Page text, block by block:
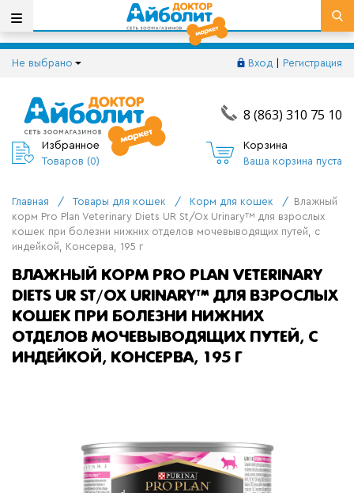
Не выбрано Вход Регистрация
8 (863) 310 75 10
Избранное
Товаров (0)
Корзина
Ваша корзина пуста
Главная / Товары для кошек / Корм для кошек /
Влажный
корм Pro Plan Veterinary Diets UR St/Ox Urinary™ для взрослых
кошек при болезни нижних отделов мочевыводящих путей, с
индейкой, Консерва, 195 г
ВЛАЖНЫЙ КОРМ PRO PLAN VETERINARY
DIETS UR ST/OX URINARY™ ДЛЯ ВЗРОСЛЫХ
КОШЕК ПРИ БОЛЕЗНИ НИЖНИХ
ОТДЕЛОВ МОЧЕВЫВОДЯЩИХ ПУТЕЙ, С
ИНДЕЙКОЙ, КОНСЕРВА, 195 Г